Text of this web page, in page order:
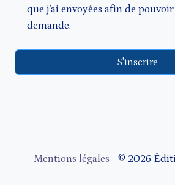
que j’ai envoyées afin de
demande.
S'inscrire
Mentions légales - © 2026